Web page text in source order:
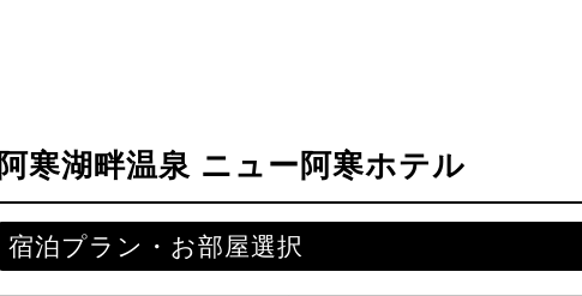
阿寒湖畔温泉 ニュー阿寒ホテル
宿泊プラン・お部屋選択